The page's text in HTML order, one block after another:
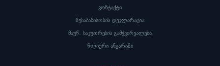
კონტაქტი
შესაბამისობის დეკლარაცია
მაუწ. საკუთრების გამჭვირვალება
წლიური ანგარიში